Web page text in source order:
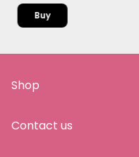
Shop
Contact us